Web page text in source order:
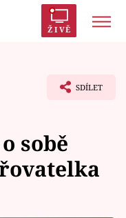
ŽIVĚ
SDÍLET
sobě